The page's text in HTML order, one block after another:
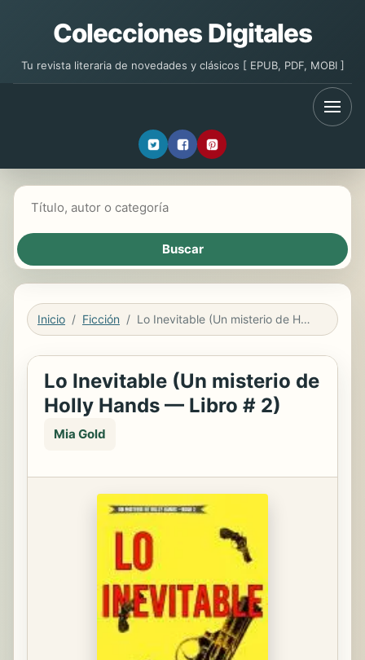
Colecciones Digitales
Tu revista literaria de novedades y clásicos [ EPUB, PDF, MOBI ]
Inicio Ficción Lo Inevitable (Un misterio de Holly Hands — Libro # 2)
Lo Inevitable (Un misterio de
Holly Hands — Libro # 2)
Mia Gold